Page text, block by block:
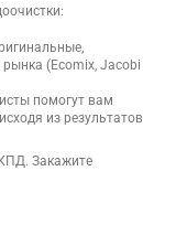
(Ecomix, Jacobi
помогут вам
из результатов
Закажите